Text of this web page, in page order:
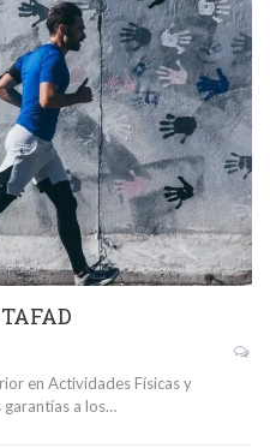
en Actividades Físicas y
garantías a los…